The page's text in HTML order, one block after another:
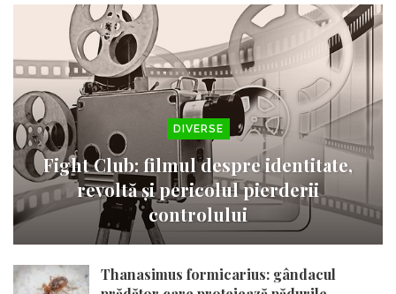
DIVERSE
Fight Club: filmul despre identitate,
revoltă și pericolul pierderii
controlului
Thanasimus formicarius: gândacul